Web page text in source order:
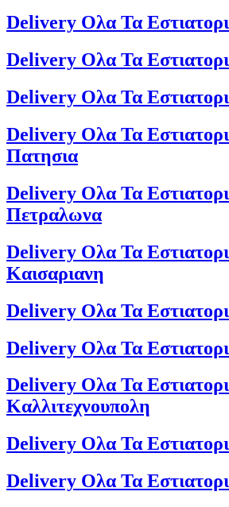
Delivery Ολα Τα
Delivery Ολα Τα
Delivery Ολα Τα
Delivery Ολα Τα
Πατησια
Delivery Ολα Τα
Πετραλωνα
Delivery Ολα Τα
Καισαριανη
Delivery Ολα Τα
Delivery Ολα Τα
Delivery Ολα Τα
Καλλιτεχνουπολη
Delivery Ολα Τα
Delivery Ολα Τα